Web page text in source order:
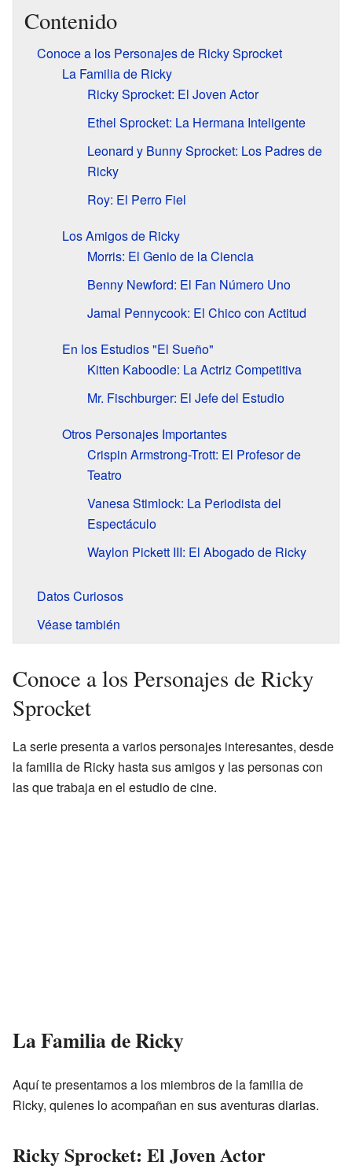
Contenido
Conoce a los Personajes de Ricky Sprocket
La Familia de Ricky
Ricky Sprocket: El Joven Actor
Ethel Sprocket: La Hermana Inteligente
Leonard y Bunny Sprocket: Los Padres de
Ricky
Roy: El Perro Fiel
Los Amigos de Ricky
Morris: El Genio de la Ciencia
Benny Newford: El Fan Número Uno
Jamal Pennycook: El Chico con Actitud
En los Estudios "El Sueño"
Kitten Kaboodle: La Actriz Competitiva
Mr. Fischburger: El Jefe del Estudio
Otros Personajes Importantes
Crispin Armstrong-Trott: El Profesor de
Teatro
Vanesa Stimlock: La Periodista del
Espectáculo
Waylon Pickett III: El Abogado de Ricky
Datos Curiosos
Véase también
Conoce a los Personajes de Ricky
Sprocket
La serie presenta a varios personajes interesantes, desde
la familia de Ricky hasta sus amigos y las personas con
las que trabaja en el estudio de cine.
La Familia de Ricky
Aquí te presentamos a los miembros de la familia de
Ricky, quienes lo acompañan en sus aventuras diarias.
Ricky Sprocket: El Joven Actor